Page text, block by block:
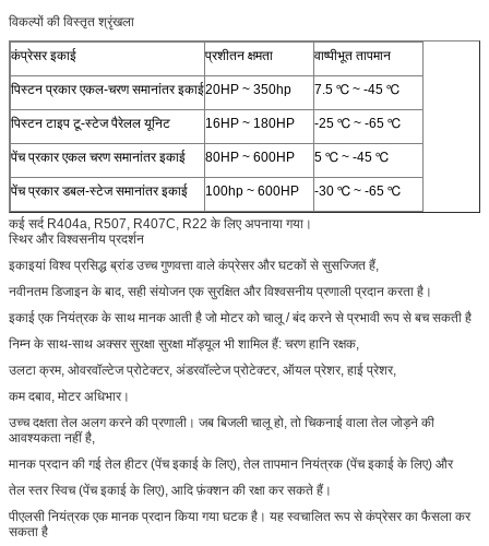
विकल्पों की विस्तृत श्रृंखला
कंप्रेसर इकाई प्रशीतन क्षमता वाष्पीभूत तापमान
पिस्टन प्रकार एकल-चरण समानांतर इकाई20HP ~ 350hp 7.5 ℃ ~ -45 ℃
पिस्टन टाइप टू-स्टेज पैरेलल यूनिट 16HP ~ 180HP -25 ℃ ~ -65 ℃
पेंच प्रकार एकल चरण समानांतर इकाई 80HP ~ 600HP 5 ℃ ~ -45 ℃
पेंच प्रकार डबल-स्टेज समानांतर इकाई 100hp ~ 600HP -30 ℃ ~ -65 ℃
कई सर्द R404a, R507, R407C, R22 के लिए अपनाया गया।
स्थिर और विश्वसनीय प्रदर्शन
इकाइयां विश्व प्रसिद्ध ब्रांड उच्च गुणवत्ता वाले कंप्रेसर और घटकों से सुसज्जित हैं,
नवीनतम डिजाइन के बाद, सही संयोजन एक सुरक्षित और विश्वसनीय प्रणाली प्रदान करता है।
इकाई एक नियंत्रक के साथ मानक आती है जो मोटर को चालू / बंद करने से प्रभावी रूप से बच सकती है
निम्न के साथ-साथ अक्सर सुरक्षा सुरक्षा मॉड्यूल भी शामिल हैं: चरण हानि रक्षक,
उलटा क्रम, ओवरवॉल्टेज प्रोटेक्टर, अंडरवॉल्टेज प्रोटेक्टर, ऑयल प्रेशर, हाई प्रेशर,
कम दबाव, मोटर अधिभार।
उच्च दक्षता तेल अलग करने की प्रणाली। जब बिजली चालू हो, तो चिकनाई वाला तेल जोड़ने की
आवश्यकता नहीं है,
मानक प्रदान की गई तेल हीटर (पेंच इकाई के लिए), तेल तापमान नियंत्रक (पेंच इकाई के लिए) और
तेल स्तर स्विच (पेंच इकाई के लिए), आदि फ़ंक्शन की रक्षा कर सकते हैं।
पीएलसी नियंत्रक एक मानक प्रदान किया गया घटक है। यह स्वचालित रूप से कंप्रेसर का फैसला कर
सकता है